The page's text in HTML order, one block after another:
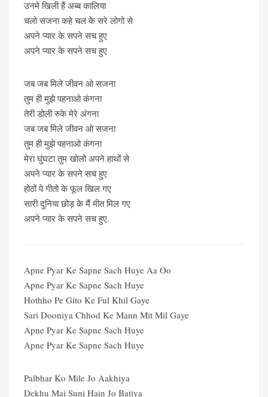
उनमे खिली हैं अब्ब कालिया
चलो सजना कहे चल के सरे लोगो से
अपने प्यार के सपने सच हुए
अपने प्यार के सपने सच हुए
जब जब मिले जीवन ओ सजना
तुम ही मुझे पहनाओ कंगना
तेरी डोली रुके मेरे अंगना
जब जब मिले जीवन ओ सजना
तुम ही मुझे पहनाओ कंगना
मेरा घुंघटा तुम खोलो अपने हाथों से
अपने प्यार के सपने सच हुए
होठों पे गीतो के फूल खिल गए
सारी दुनिया छोड़ के मैं मीत मिल गए
अपने प्यार के सपने सच हुए.
Apne Pyar Ke Sapne Sach Huye Aa Oo
Apne Pyar Ke Sapne Sach Huye
Hothho Pe Gito Ke Ful Khil Gaye
Sari Dooniya Chhod Ke Mann Mit Mil Gaye
Apne Pyar Ke Sapne Sach Huye
Apne Pyar Ke Sapne Sach Huye
Palbhar Ko Mile Jo Aakhiya
Dekhu Mai Suni Hain Jo Batiya